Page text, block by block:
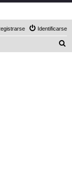
Identificarse